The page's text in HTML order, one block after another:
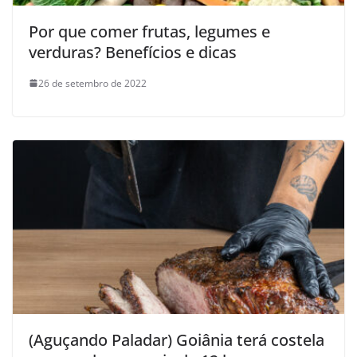
Por que comer frutas, legumes e
verduras? Benefícios e dicas
26 de setembro de 2022
(Aguçando Paladar) Goiânia terá costela